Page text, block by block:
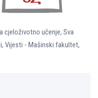
cjeloživotno učenje, Sva
, Vijesti - Mašinski fakultet,